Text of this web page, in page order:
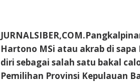
Hartono MSi atau akrab di
diri sebagai salah satu bakal
Pemilihan Provinsi Kepulauan